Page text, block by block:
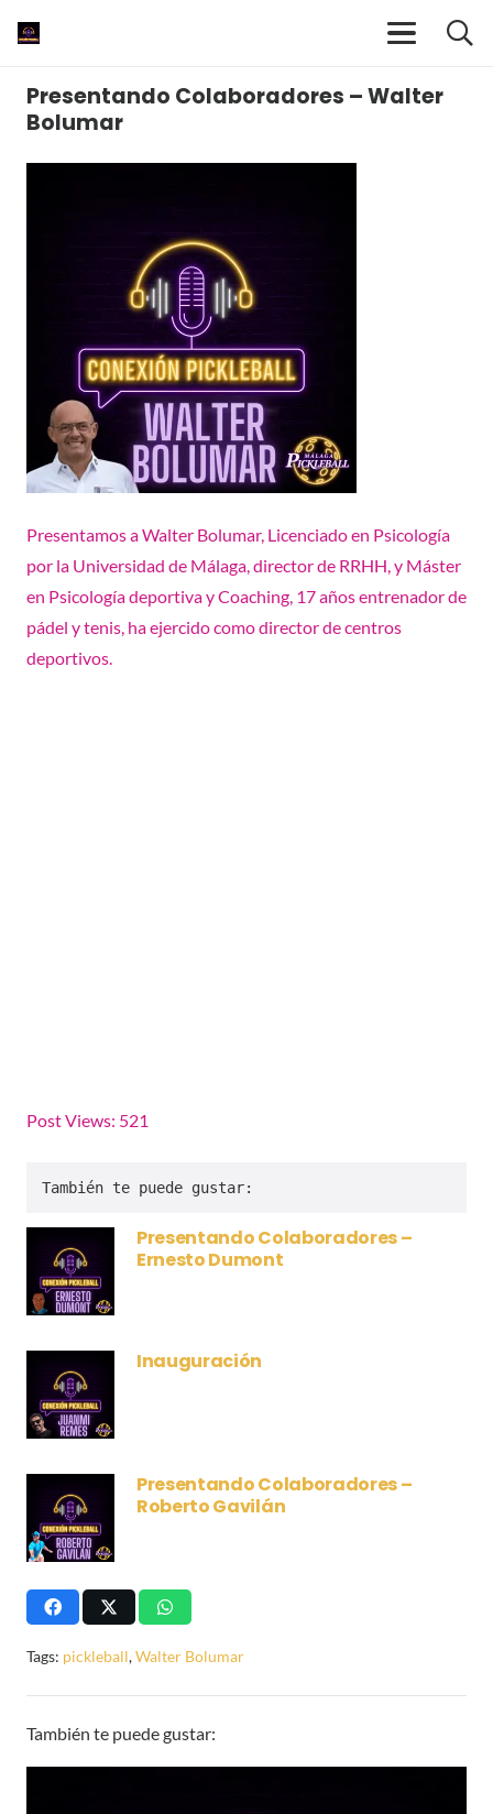
Presentando Colaboradores – Walter
Bolumar
Presentamos a Walter Bolumar, Licenciado en Psicología
por la Universidad de Málaga, director de RRHH, y Máster
en Psicología deportiva y Coaching, 17 años entrenador de
pádel y tenis, ha ejercido como director de centros
deportivos.
Post Views: 521
También te puede gustar:
Presentando Colaboradores –
Ernesto Dumont
Inauguración
Presentando Colaboradores –
Roberto Gavilán
Tags: pickleball,Walter Bolumar
También te puede gustar: